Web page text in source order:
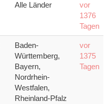
Alle Länder
vor
1376
Tagen
Baden-
Württemberg,
Bayern,
Nordrhein-
Westfalen,
Rheinland-Pfalz
vor
1375
Tagen